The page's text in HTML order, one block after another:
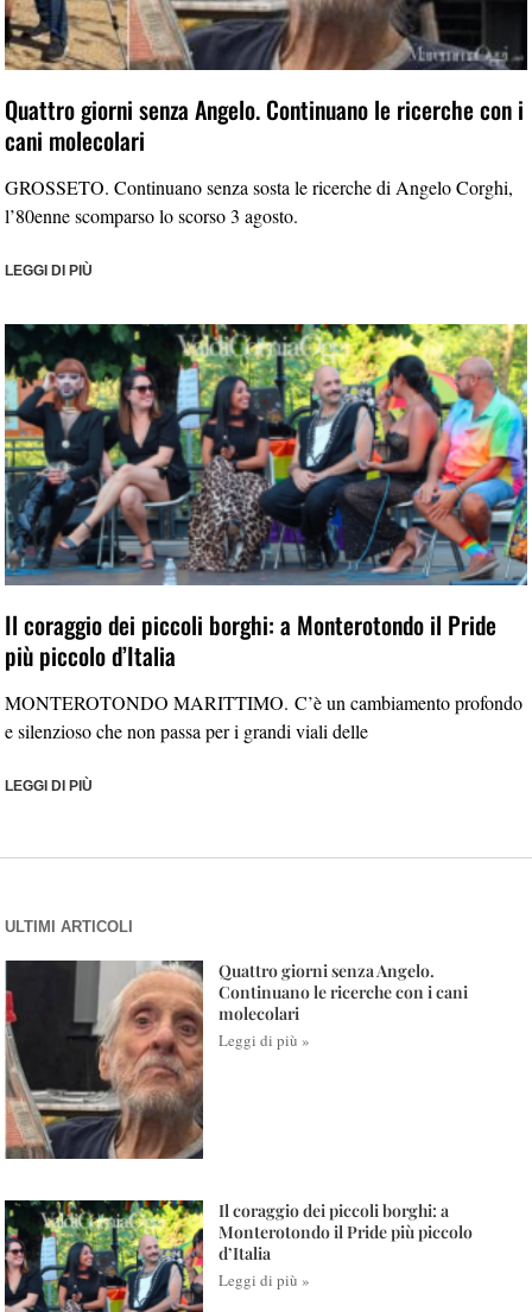
Quattro giorni senza Angelo. Continuano le ricerche con i
cani molecolari
GROSSETO. Continuano senza sosta le ricerche di Angelo Corghi,
l’80enne scomparso lo scorso 3 agosto.
LEGGI DI PIÙ
Il coraggio dei piccoli borghi: a Monterotondo il Pride
più piccolo d’Italia
MONTEROTONDO MARITTIMO. C’è un cambiamento profondo
e silenzioso che non passa per i grandi viali delle
LEGGI DI PIÙ
ULTIMI ARTICOLI
Quattro giorni senza Angelo.
Continuano le ricerche con i cani
molecolari
Leggi di più »
Il coraggio dei piccoli borghi: a
Monterotondo il Pride più piccolo
d’Italia
Leggi di più »